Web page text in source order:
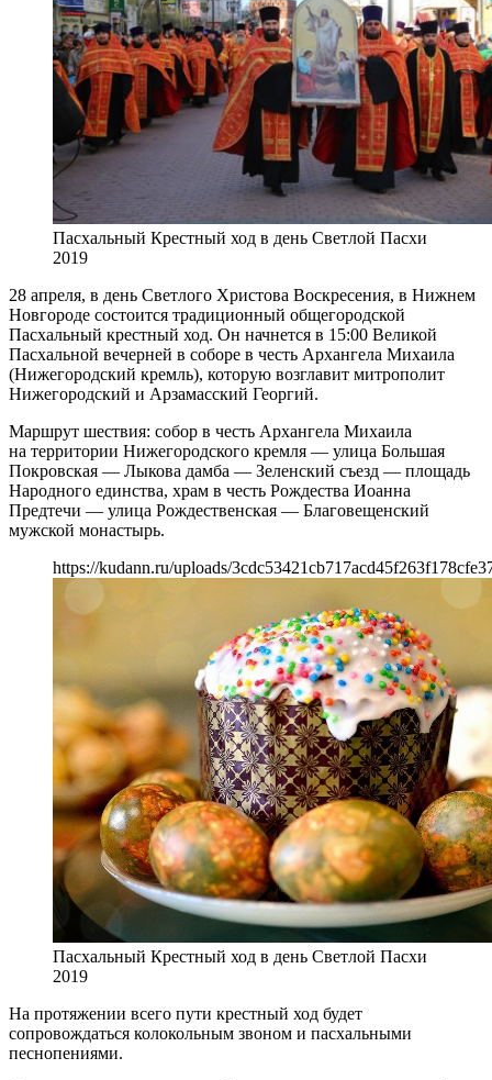
Пасхальный Крестный ход в день Светлой Пасхи
2019
28 апреля, в день Светлого Христова Воскресения, в Нижнем
Новгороде состоится традиционный общегородской
Пасхальный крестный ход. Он начнется в 15:00 Великой
Пасхальной вечерней в соборе в честь Архангела Михаила
(Нижегородский кремль), которую возглавит митрополит
Нижегородский и Арзамасский Георгий.
Маршрут шествия: собор в честь Архангела Михаила
на территории Нижегородского кремля — улица Большая
Покровская — Лыкова дамба — Зеленский съезд — площадь
Народного единства, храм в честь Рождества Иоанна
Предтечи — улица Рождественская — Благовещенский
мужской монастырь.
https://kudann.ru/uploads/
Пасхальный Крестный ход в день Светлой Пасхи
2019
На протяжении всего пути крестный ход будет
сопровождаться колокольным звоном и пасхальными
песнопениями.